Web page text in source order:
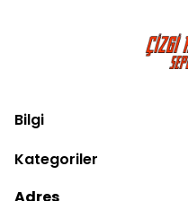
Bilgi
Kategoriler